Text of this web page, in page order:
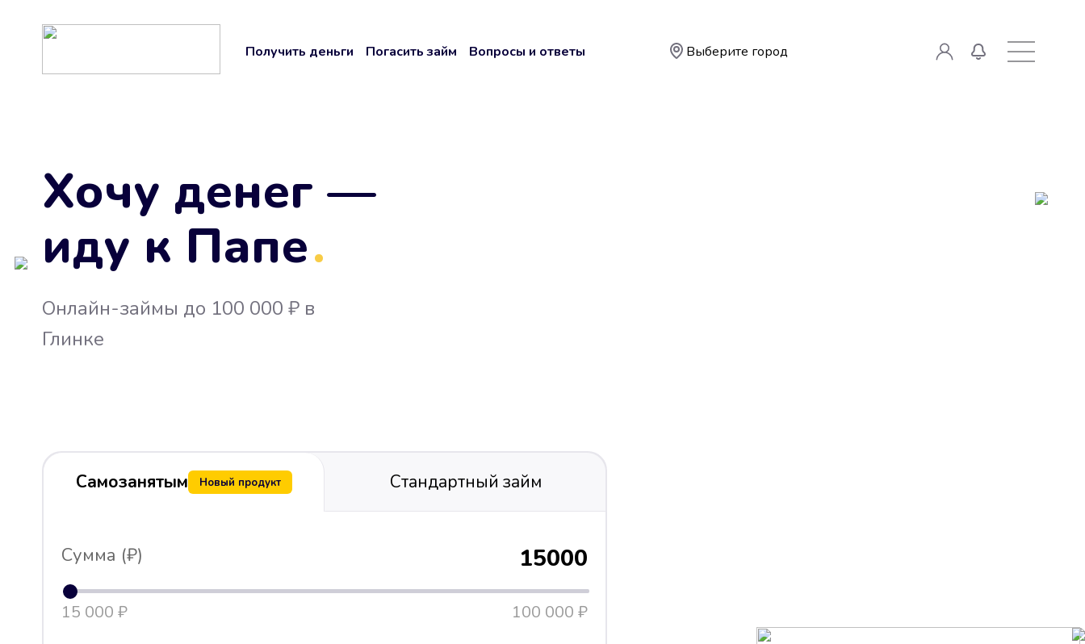
Получить деньги Погасить займ Вопросы и ответы Выберите город
Хочу денег —
иду к Папе
.
Онлайн-займы до 100 000 ₽ в
Глинке
Самозанятым Новый продукт Стандартный займ
Сумма (₽) 15000
15 000 ₽ 100 000 ₽